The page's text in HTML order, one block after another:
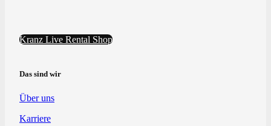
Kranz Live Rental Shop
Das sind wir
Über uns
Karriere